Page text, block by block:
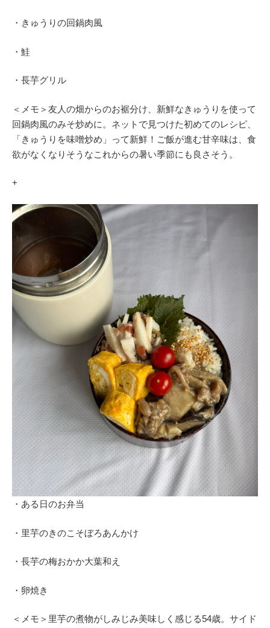
・きゅうりの回鍋肉風
・鮭
・長芋グリル
＜メモ＞友人の畑からのお裾分け、新鮮なきゅうりを使って
回鍋肉風のみそ炒めに。ネットで見つけた初めてのレシピ、
「きゅうりを味噌炒め」って新鮮！ご飯が進む甘辛味は、食
欲がなくなりそうなこれからの暑い季節にも良さそう。
+
・ある日のお弁当
・里芋のきのこそぼろあんかけ
・長芋の梅おかか大葉和え
・卵焼き
＜メモ＞里芋の煮物がしみじみ美味しく感じる54歳。サイド